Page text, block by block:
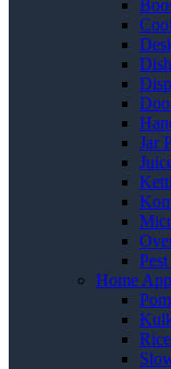
Jar
Home